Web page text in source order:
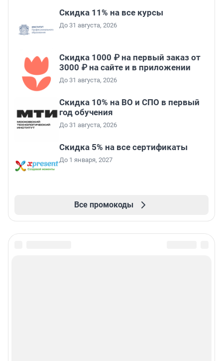
Скидка 11% на все курсы
До 31 августа, 2026
Скидка 1000 ₽ на первый заказ от
3000 ₽ на сайте и в приложении
До 31 августа, 2026
Скидка 10% на ВО и СПО в первый
год обучения
До 31 августа, 2026
Скидка 5% на все сертификаты
До 1 января, 2027
Все промокоды